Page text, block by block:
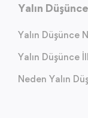
Yalın Düşünce
Yalın Düşünce
Yalın Düşünce
Neden Yalın